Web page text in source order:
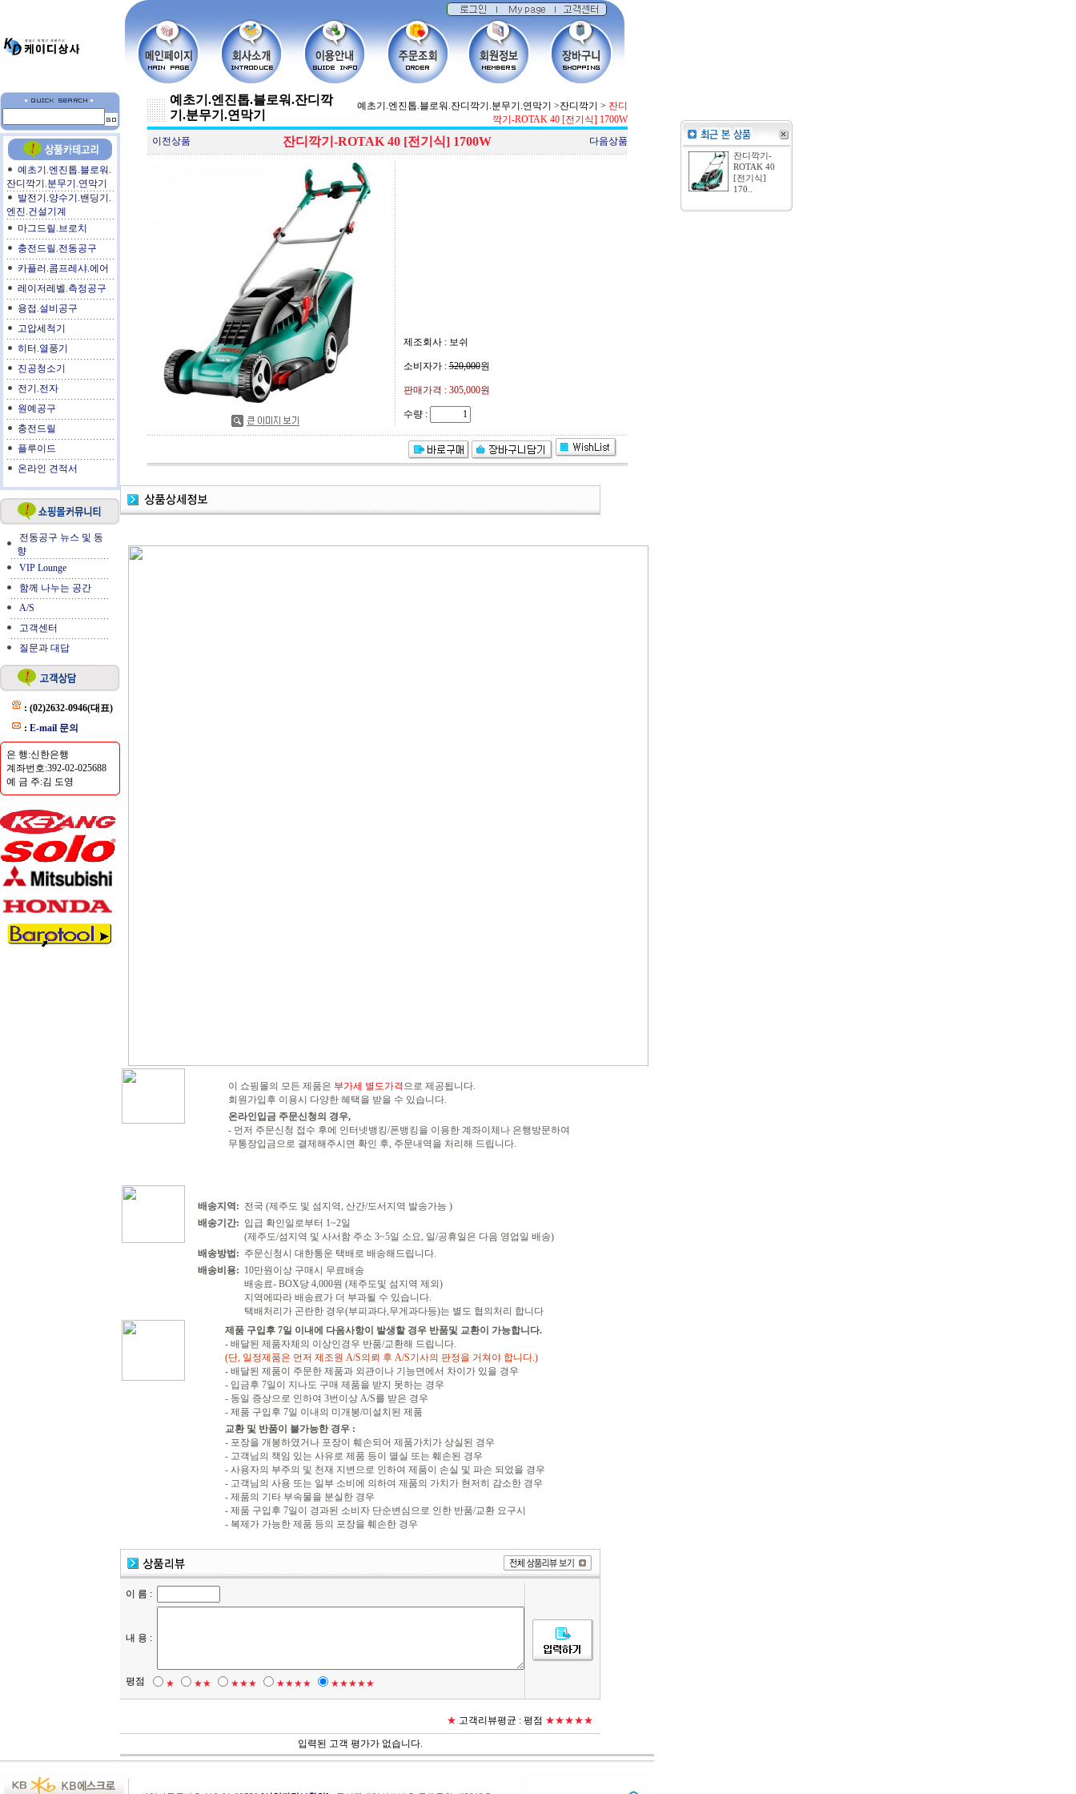
예초기.엔진톱.블로워.
잔디깍기.분무기.연막기
발전기.양수기.밴딩기.
엔진.건설기계
마그드릴.브로치
충전드릴.전동공구
카플러.콤프레샤.에어
레이저레벨.측정공구
용접.설비공구
고압세척기
히터.열풍기
진공청소기
전기.전자
원예공구
충전드릴
플루이드
온라인 견적서
전동공구 뉴스 및 동
향
VIP Lounge
함께 나누는 공간
A/S
고객센터
질문과 대답
: (02)2632-0946(대표)
: E-mail 문의
은 행:신한은행
계좌번호:392-02-025688
예 금 주:김 도영
예초기.엔진톱.블로워.잔디깍
기.분무기.연막기
예초기.엔진톱.블로워.잔디깍기.분무기.연막기 >잔디깍기 > 잔디
깍기-ROTAK 40 [전기식] 1700W
이전상품
잔디깍기-ROTAK 40 [전기식] 1700W 다음상품
제조회사 : 보쉬
소비자가 :520,000원
판매가격 : 305,000원
수량 :
이 쇼핑몰의 모든 제품은 부가세 별도가격 으로 제공됩니다.
회원가입후 이용시 다양한 혜택을 받을 수 있습니다.
온라인입금 주문신청의 경우,
- 먼저 주문신청 접수 후에 인터넷뱅킹/폰뱅킹을 이용한 계좌이체나 은행방문하여
무통장입금으로 결제해주시면 확인 후, 주문내역을 처리해 드립니다.
배송지역: 전국 (제주도 및 섬지역, 산간/도서지역 발송가능 )
배송기간: 입급 확인일로부터 1~2일
(제주도/섬지역 및 사서함 주소 3~5일 소요, 일/공휴일은 다음 영업일 배송)
배송방법: 주문신청시 대한통운 택배로 배송해드립니다.
배송비용: 10만원이상 구매시 무료배송
배송료- BOX당 4,000원 (제주도및 섬지역 제외)
지역에따라 배송료가 더 부과될 수 있습니다.
택배처리가 곤란한 경우(부피과다,무게과다등)는 별도 협의처리 합니다
제품 구입후 7일 이내에 다음사항이 발생할 경우 반품및 교환이 가능합니다.
- 배달된 제품자체의 이상인경우 반품/교환해 드립니다.
(단, 일정제품은 먼저 제조원 A/S의뢰 후 A/S기사의 판정을 거쳐야 합니다.)
- 배달된 제품이 주문한 제품과 외관이나 기능면에서 차이가 있을 경우
- 입금후 7일이 지나도 구매 제품을 받지 못하는 경우
- 동일 증상으로 인하여 3번이상 A/S를 받은 경우
- 제품 구입후 7일 이내의 미개봉/미설치된 제품
교환 및 반품이 불가능한 경우 :
- 포장을 개봉하였거나 포장이 훼손되어 제품가치가 상실된 경우
- 고객님의 책임 있는 사유로 제품 등이 멸실 또는 훼손된 경우
- 사용자의 부주의 및 천재 지변으로 인하여 제품이 손실 및 파손 되었을 경우
- 고객님의 사용 또는 일부 소비에 의하여 제품의 가치가 현저히 감소한 경우
- 제품의 기타 부속물을 분실한 경우
- 제품 구입후 7일이 경과된 소비자 단순변심으로 인한 반품/교환 요구시
- 복제가 가능한 제품 등의 포장을 훼손한 경우
이 름 :
내 용 :
평점 ★ ★★ ★★★ ★★★★ ★★★★★
★ 고객리뷰평균 : 평점 ★★★★★
입력된 고객 평가가 없습니다.
잔디깍기-
ROTAK 40
[전기식]
170..